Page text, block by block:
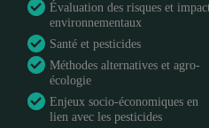
Évaluation des risques et
environnementaux
Santé et pesticides
Méthodes alternatives et agro-
écologie
Enjeux socio-économiques en
lien avec les pesticides